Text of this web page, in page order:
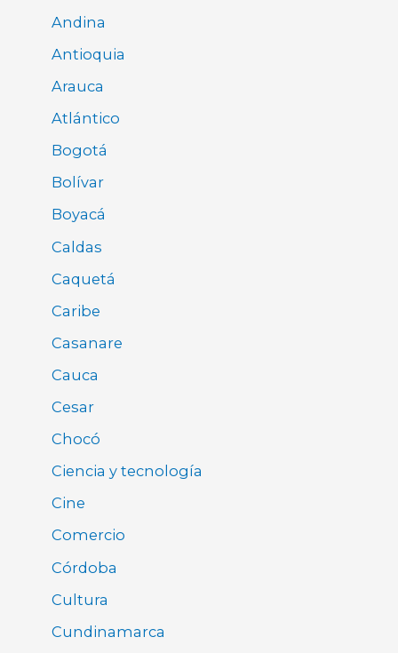
Andina
Antioquia
Arauca
Atlántico
Bogotá
Bolívar
Boyacá
Caldas
Caquetá
Caribe
Casanare
Cauca
Cesar
Chocó
Ciencia y tecnología
Cine
Comercio
Córdoba
Cultura
Cundinamarca